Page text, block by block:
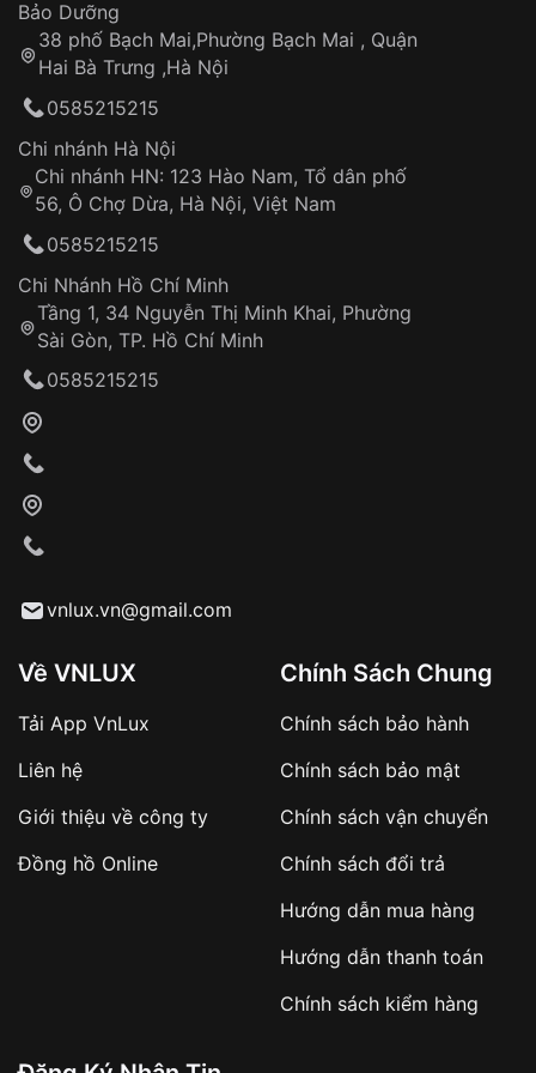
Thời gian tính từ khi xác nhận đơn hàng thành
công
Hotline: 0585 215 215
Từ khóa SEO:
Khách hàng kiểm tra và thanh toán trực tiếp
Từ khóa SEO:
sản phẩm đặc biệt
hàng
Số tiền còn lại thanh toán khi nhận hàng hoặc
✔️ Đảm bảo xử lý đơn hàng nhanh chóng
✔️ Hạn chế tình trạng hủy đơn không mong
Sản phẩm đã bị:
Tự ý sửa chữa
thống VNLUX
Đảm bảo quyền lợi khách hàng
Đồng hành cùng khách hàng trong suốt quá
trình sử dụng
Bảo Dưỡng
38 phố Bạch Mai,Phường Bạch Mai , Quận
Hai Bà Trưng ,Hà Nội
0585215215
Chi nhánh Hà Nội
Chi nhánh HN: 123 Hào Nam, Tổ dân phố
56, Ô Chợ Dừa, Hà Nội, Việt Nam
0585215215
Chi Nhánh Hồ Chí Minh
Tầng 1, 34 Nguyễn Thị Minh Khai, Phường
Sài Gòn, TP. Hồ Chí Minh
0585215215
vnlux.vn@gmail.com
Về VNLUX
Tải App VnLux
Liên hệ
Giới thiệu về công ty
Đồng hồ Online
Chính Sách Chung
Chính sách bảo hành
Chính sách bảo mật
Chính sách vận chuyển
Chính sách đổi trả
Hướng dẫn mua hàng
Hướng dẫn thanh toán
Chính sách kiểm hàng